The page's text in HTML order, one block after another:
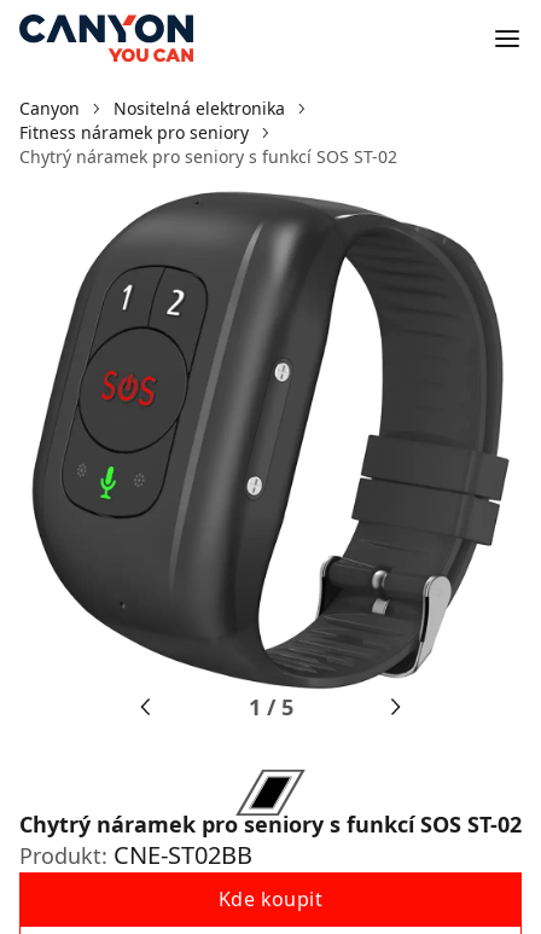
Canyon
Nositelná elektronika
Fitness náramek pro seniory
Chytrý náramek pro seniory s funkcí SOS ST-02
1 / 5
Chytrý náramek pro seniory s funkcí SOS ST-02
Produkt: CNE-ST02BB
Kde koupit